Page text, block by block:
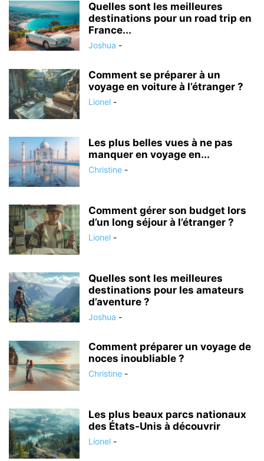
Quelles sont les meilleures
destinations pour un road trip en
France...
Joshua -
Comment se préparer à un
voyage en voiture à l’étranger ?
Lionel -
Les plus belles vues à ne pas
manquer en voyage en...
Christine -
Comment gérer son budget lors
d’un long séjour à l’étranger ?
Lionel -
Quelles sont les meilleures
destinations pour les amateurs
d’aventure ?
Joshua -
Comment préparer un voyage de
noces inoubliable ?
Christine -
Les plus beaux parcs nationaux
des États-Unis à découvrir
Lionel -